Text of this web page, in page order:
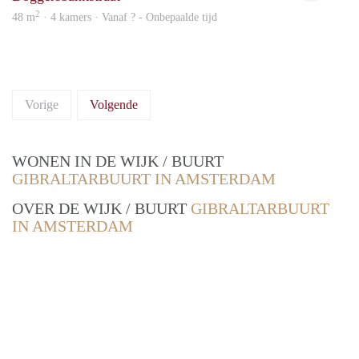
48 m2 · 4 kamers · Vanaf ? - Onbepaalde tijd
Vorige Volgende
WONEN IN DE WIJK / BUURT
GIBRALTARBUURT IN AMSTERDAM
OVER DE WIJK / BUURT GIBRALTARBUURT
IN AMSTERDAM